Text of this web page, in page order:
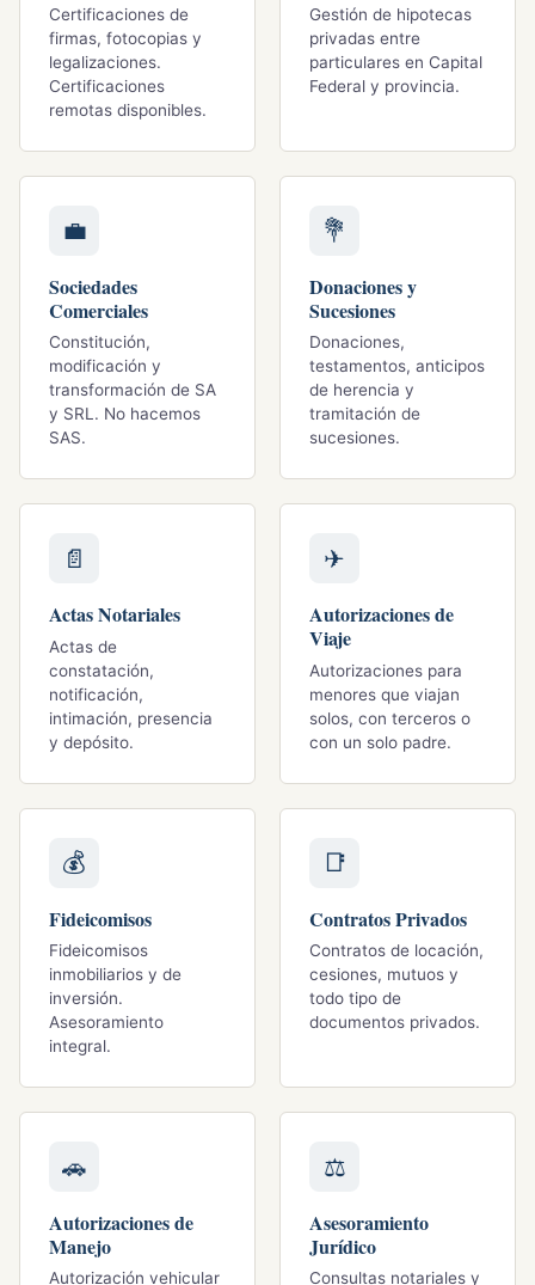
Certificaciones de
firmas, fotocopias y
legalizaciones.
Certificaciones
remotas disponibles.
Gestión de hipotecas
privadas entre
particulares en Capital
Federal y provincia.
💼
Sociedades
Comerciales
Constitución,
modificación y
transformación de SA
y SRL. No hacemos
SAS.
💐
Donaciones y
Sucesiones
Donaciones,
testamentos, anticipos
de herencia y
tramitación de
sucesiones.
📄
Actas Notariales
Actas de
constatación,
notificación,
intimación, presencia
y depósito.
✈
Autorizaciones de
Viaje
Autorizaciones para
menores que viajan
solos, con terceros o
con un solo padre.
💰
Fideicomisos
Fideicomisos
inmobiliarios y de
inversión.
Asesoramiento
integral.
📑
Contratos Privados
Contratos de locación,
cesiones, mutuos y
todo tipo de
documentos privados.
🚗
Autorizaciones de
Manejo
Autorización vehicular
⚖
Asesoramiento
Jurídico
Consultas notariales y